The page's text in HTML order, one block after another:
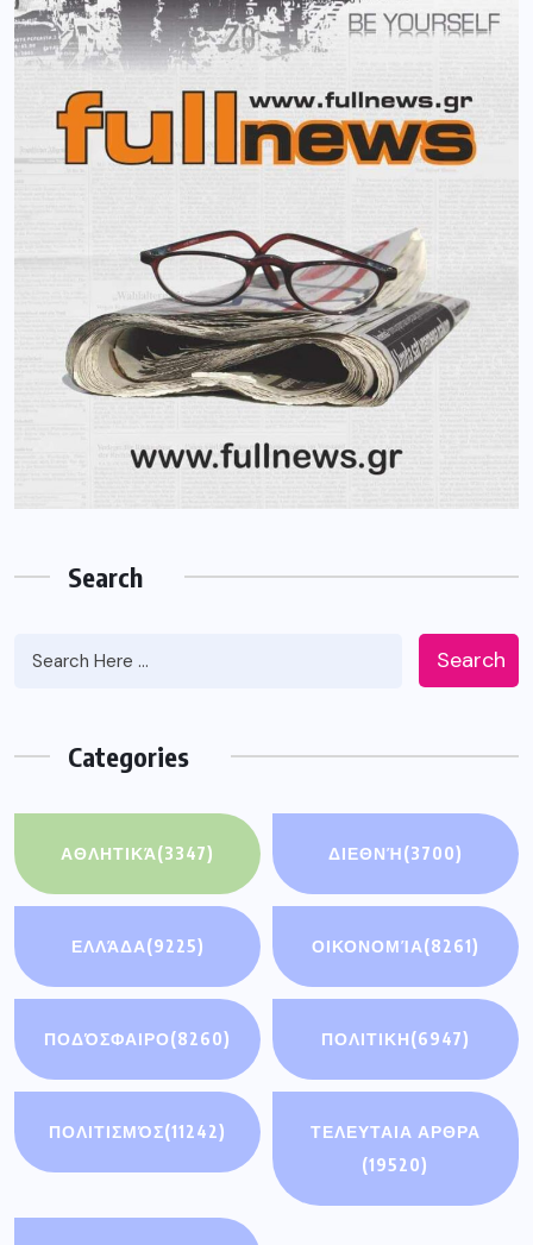
Search
Search
Categories
ΑΘΛΗΤΙΚΆ(3347) ΔΙΕΘΝΉ(3700)
ΕΛΛΆΔΑ(9225) ΟΙΚΟΝΟΜΊΑ(8261)
ΠΟΔΌΣΦΑΙΡΟ(8260) ΠΟΛΙΤΙΚΗ(6947)
ΠΟΛΙΤΙΣΜΌΣ(11242)
ΤΕΛΕΥΤΑΙΑ ΑΡΘΡΑ
(19520)